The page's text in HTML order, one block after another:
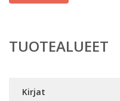
TUOTEALUEET
Kirjat